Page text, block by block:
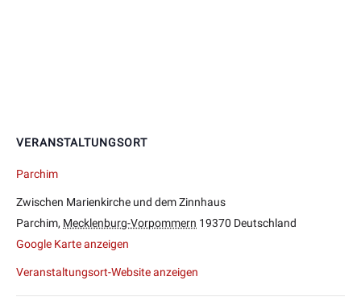
VERANSTALTUNGSORT
Parchim
Zwischen Marienkirche und dem Zinnhaus
Parchim, Mecklenburg-Vorpommern 19370 Deutschland
Google Karte anzeigen
Veranstaltungsort-Website anzeigen